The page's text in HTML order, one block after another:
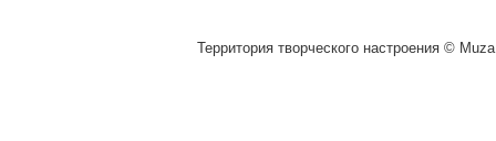
Территория творческого настроения ©